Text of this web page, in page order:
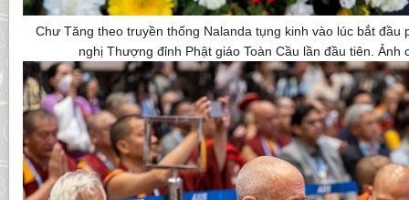
Chư Tăng theo truyền thống Nalanda tụng kinh vào lúc bắt đầu
nghị Thượng đỉnh Phật giáo Toàn Cầu lần đầu tiên. Ảnh